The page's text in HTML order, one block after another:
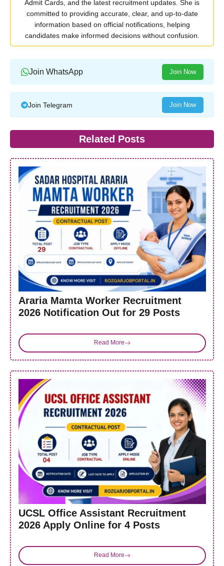
Admit Cards, and the latest recruitment updates. She is
committed to providing accurate, clear, and up-to-date
information based on official notifications, helping
candidates make informed decisions without confusion.
Join WhatsApp Join Now
Join Telegram Join Now
Related Posts
Araria Mamta Worker Recruitment
2026 Notification Out for 29 Posts
Read More
UCSL Office Assistant Recruitment
2026 Apply Online for 4 Posts
Read More